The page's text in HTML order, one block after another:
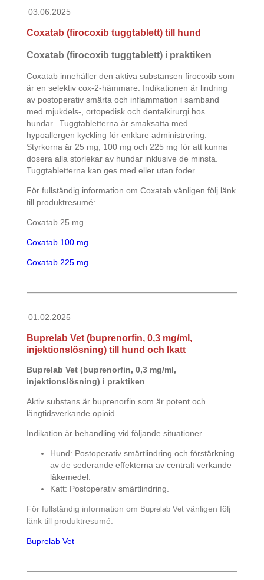
03.06.2025
Coxatab (firocoxib tuggtablett) till hund
Coxatab (firocoxib tuggtablett) i praktiken
Coxatab innehåller den aktiva substansen firocoxib som
är en selektiv cox-2-hämmare. Indikationen är lindring
av postoperativ smärta och inflammation i samband
med mjukdels-, ortopedisk och dentalkirurgi hos
hundar. Tuggtabletterna är smaksatta med
hypoallergen kyckling för enklare administrering.
Styrkorna är 25 mg, 100 mg och 225 mg för att kunna
dosera alla storlekar av hundar inklusive de minsta.
Tuggtabletterna kan ges med eller utan foder.
För fullständig information om Coxatab vänligen följ länk
till produktresumé:
Coxatab 25 mg
Coxatab 100 mg
Coxatab 225 mg
01.02.2025
Buprelab Vet (buprenorfin, 0,3 mg/ml,
injektionslösning) till hund och lkatt
Buprelab Vet (buprenorfin, 0,3 mg/ml,
injektionslösning) i praktiken
Aktiv substans är buprenorfin som är potent och
långtidsverkande opioid.
Indikation är behandling vid följande situationer
Hund: Postoperativ smärtlindring och förstärkning
av de sederande effekterna av centralt verkande
läkemedel.
Katt: Postoperativ smärtlindring.
För fullständig information om Buprelab Vet vänligen följ
länk till produktresumé:
Buprelab Vet